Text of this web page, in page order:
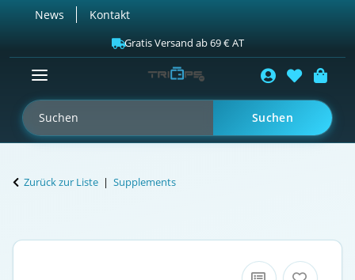
News Kontakt
Gratis Versand ab 69 € AT
Suchen
Zurück zur Liste Supplements